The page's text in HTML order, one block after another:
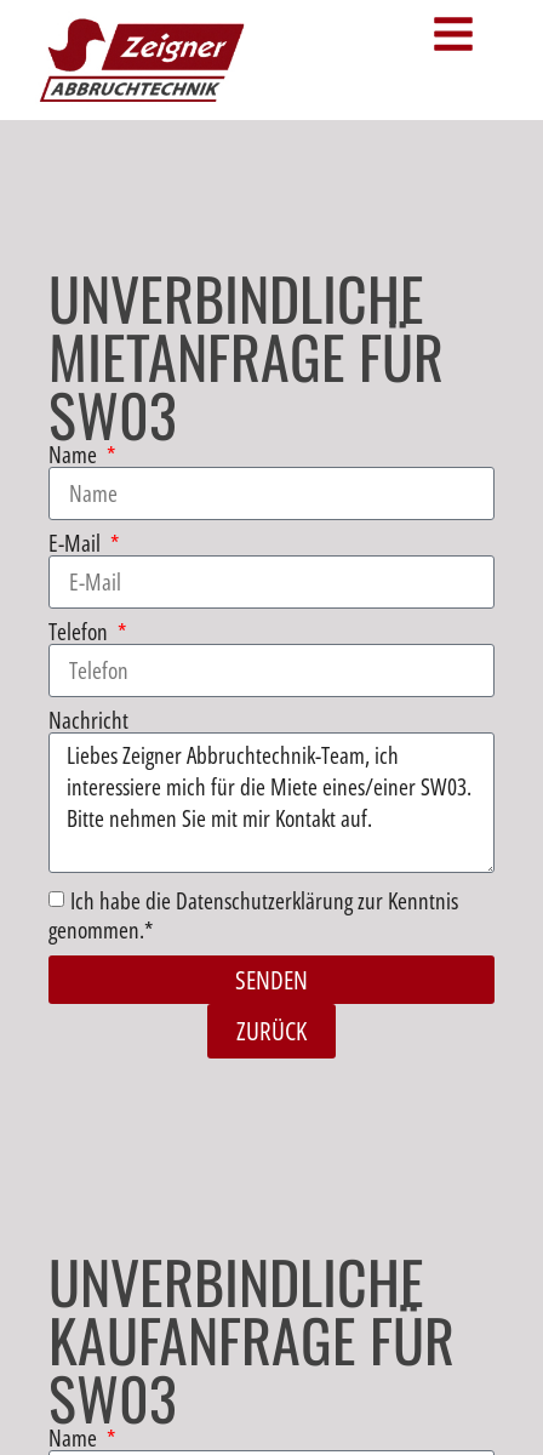
UNVERBINDLICHE
MIETANFRAGE FÜR
SW03
Name
E-Mail
Telefon
Nachricht
Ich habe die Datenschutzerklärung zur Kenntnis
genommen.*
SENDEN
ZURÜCK
UNVERBINDLICHE
KAUFANFRAGE FÜR
SW03
Name